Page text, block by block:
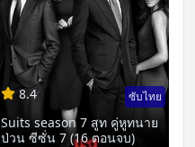
8.4 ซับไทย
Suits season 7 สูท คู่หูทนาย
ป่วน ซีซั่น 7 (16 ตอนจบ)